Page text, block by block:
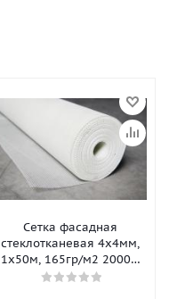
Сетка фасадная
стеклотканевая 4х4мм,
1х50м, 165гр/м2 2000Н
Isomax-165